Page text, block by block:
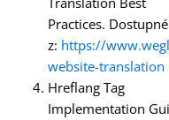
Practices. Dostupné
z: https://
website-translation
Hreflang Tag
Implementation